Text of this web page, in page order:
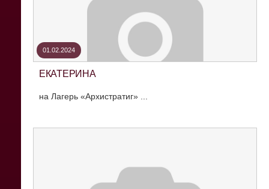
01.02.2024
ЕКАТЕРИНА
на Лагерь «Архистратиг» ...